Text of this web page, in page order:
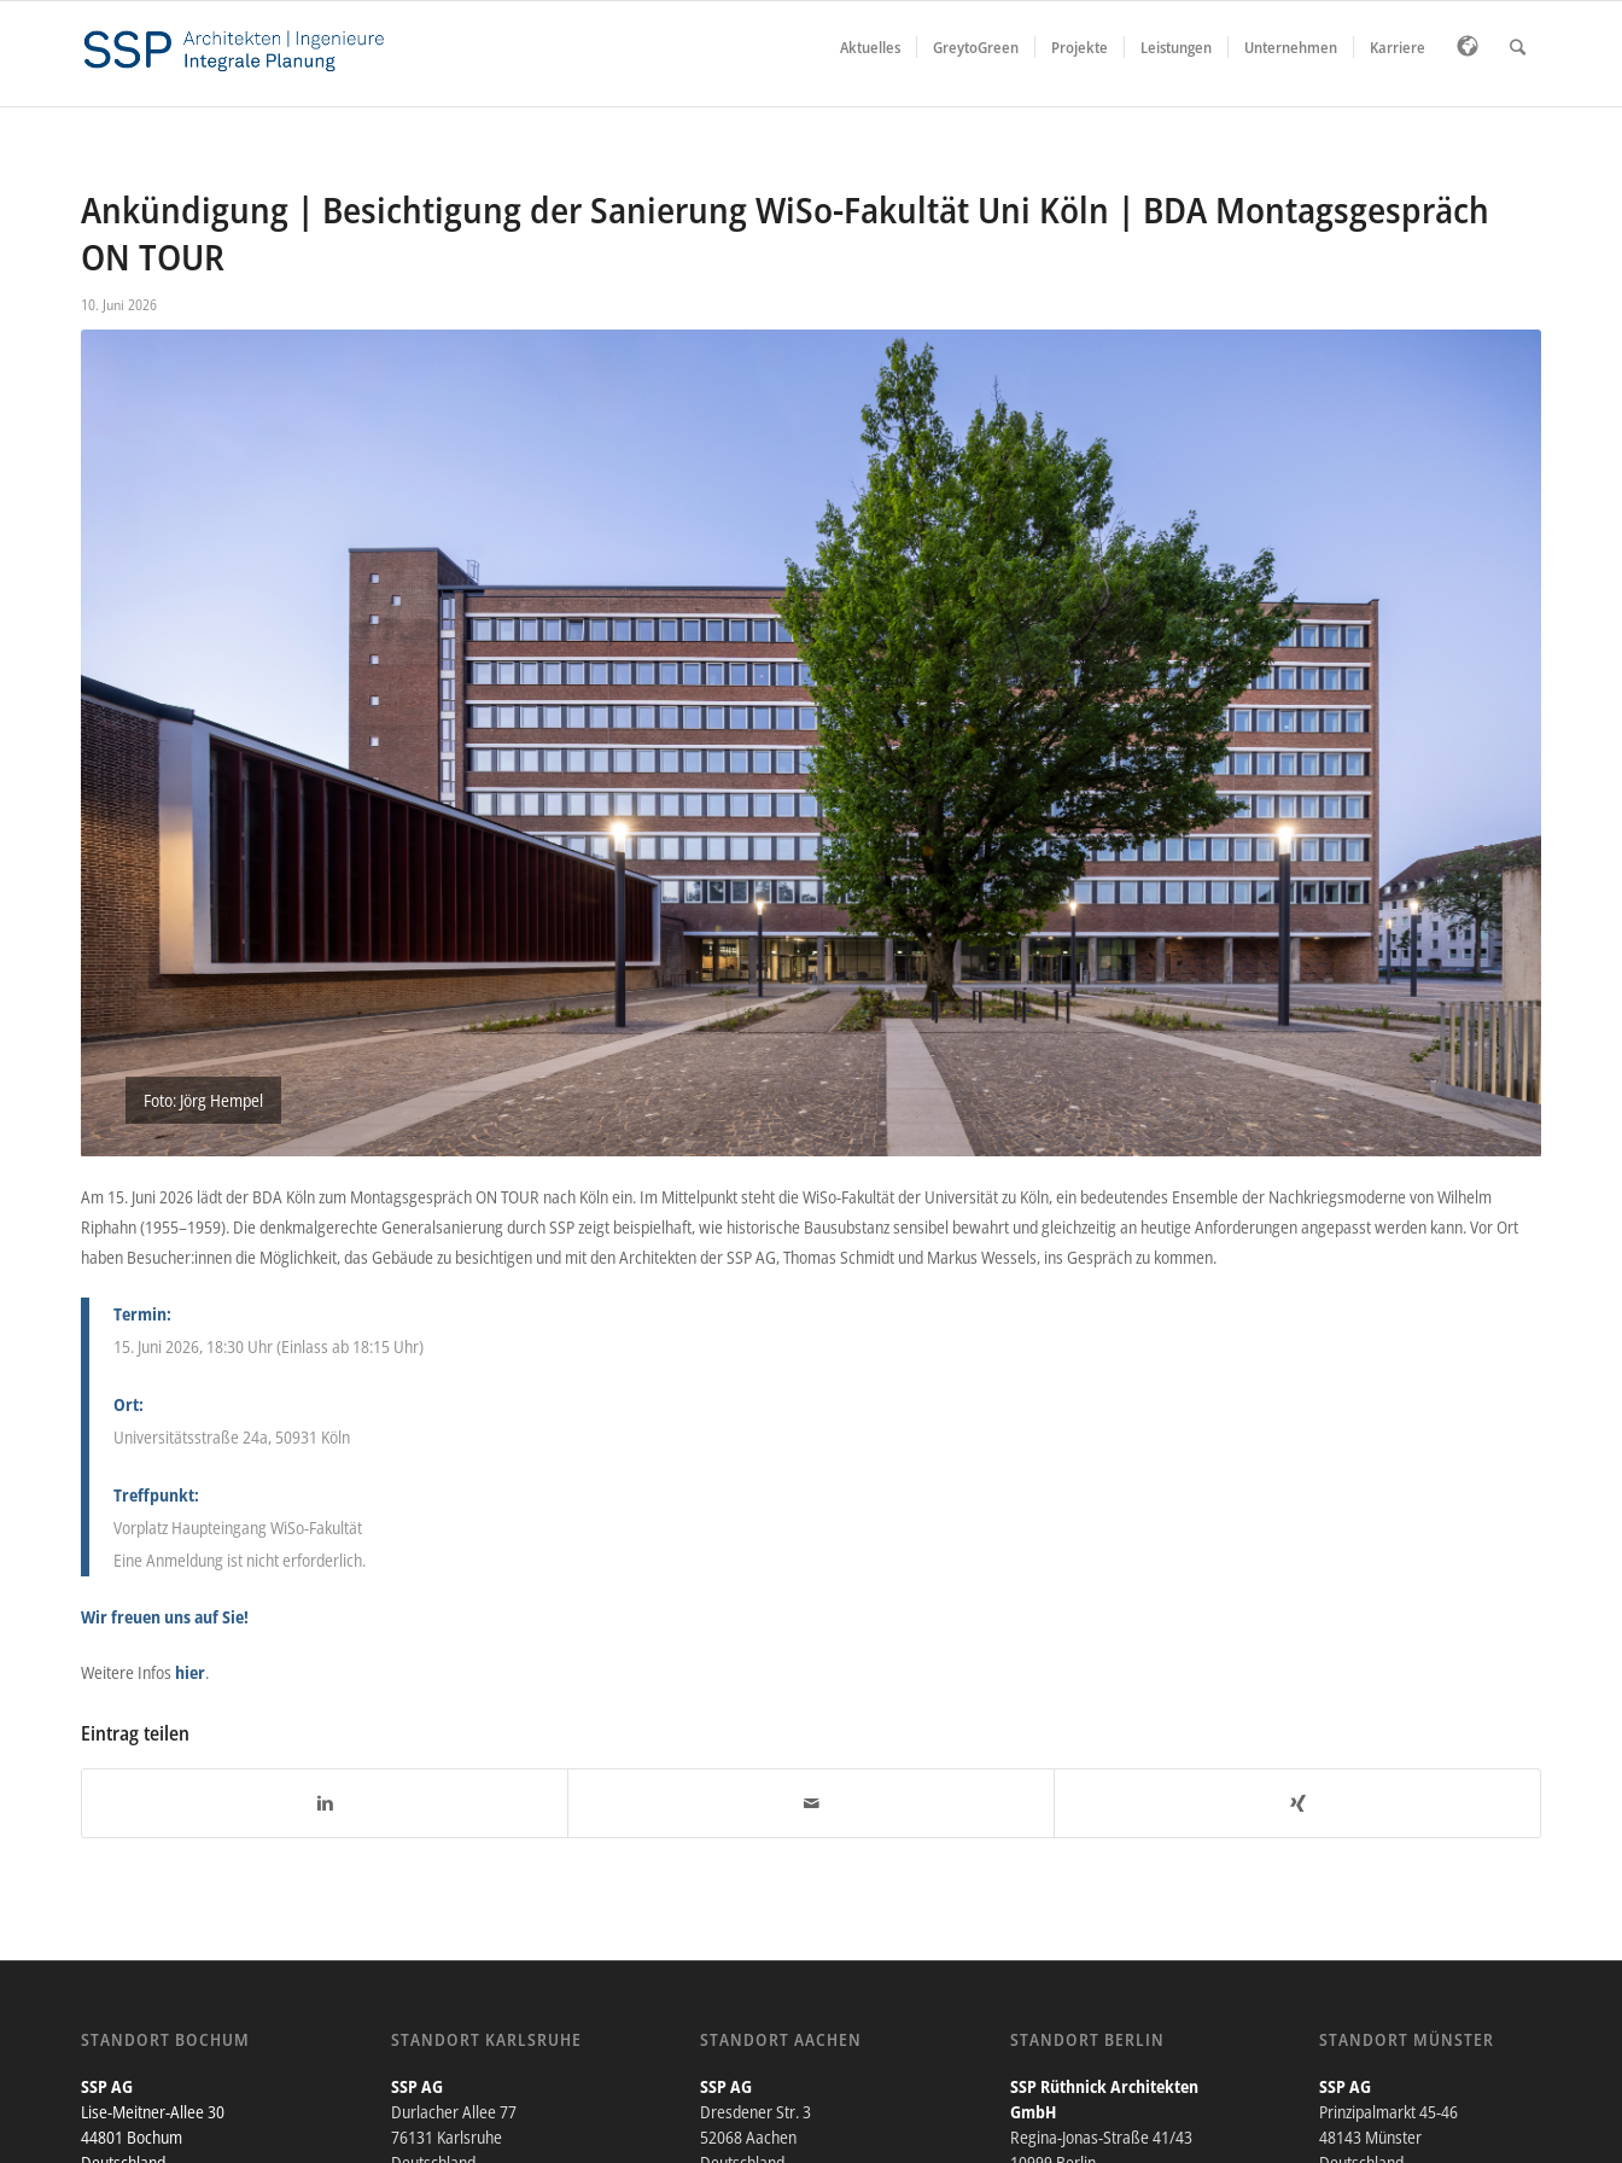
Aktuelles GreytoGreen Projekte Leistungen Unternehmen Karriere
Ankündigung | Besichtigung der Sanierung WiSo-Fakultät Uni Köln | BDA Montagsgespräch
ON TOUR
10. Juni 2026
Foto: Jörg Hempel
Am 15. Juni 2026 lädt der BDA Köln zum Montagsgespräch ON TOUR nach Köln ein. Im Mittelpunkt steht die WiSo-Fakultät der Universität zu Köln, ein bedeutendes Ensemble der Nachkriegsmoderne von Wilhelm
Riphahn (1955–1959). Die denkmalgerechte Generalsanierung durch SSP zeigt beispielhaft, wie historische Bausubstanz sensibel bewahrt und gleichzeitig an heutige Anforderungen angepasst werden kann. Vor Ort
haben Besucher:innen die Möglichkeit, das Gebäude zu besichtigen und mit den Architekten der SSP AG, Thomas Schmidt und Markus Wessels, ins Gespräch zu kommen.
Termin:
15. Juni 2026, 18:30 Uhr (Einlass ab 18:15 Uhr)
Ort:
Universitätsstraße 24a, 50931 Köln
Treffpunkt:
Vorplatz Haupteingang WiSo-Fakultät
Eine Anmeldung ist nicht erforderlich.
Wir freuen uns auf Sie!
Weitere Infos hier.
Eintrag teilen
STANDORT BOCHUM
SSP AG
Lise-Meitner-Allee 30
44801 Bochum
STANDORT KARLSRUHE
SSP AG
Durlacher Allee 77
76131 Karlsruhe
STANDORT AACHEN
SSP AG
Dresdener Str. 3
52068 Aachen
STANDORT BERLIN
SSP Rüthnick Architekten
GmbH
Regina-Jonas-Straße 41/43
STANDORT MÜNSTER
SSP AG
Prinzipalmarkt 45-46
48143 Münster